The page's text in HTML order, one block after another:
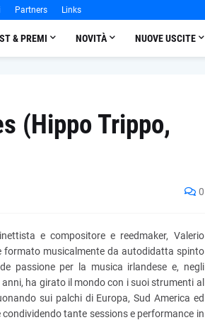
Partners Links
& PREMI NOVITÀ NUOVE USCITE
(Hippo Trippo,
0
e compositore e reedmaker, Valerio
formato musicalmente da autodidatta spinto
passione per la musica irlandese e, negli
anni, ha girato il mondo con i suoi strumenti al
sui palchi di Europa, Sud America ed
condividendo tante sessions e performance in